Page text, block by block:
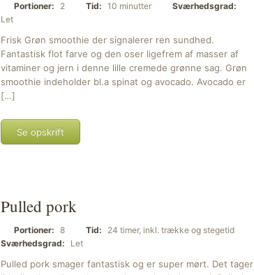
Portioner: 2 Tid: 10 minutter
Sværhedsgrad:
Let
Frisk Grøn smoothie der signalerer ren sundhed.
Fantastisk flot farve og den oser ligefrem af masser af
vitaminer og jern i denne lille cremede grønne sag. Grøn
smoothie indeholder bl.a spinat og avocado. Avocado er
[…]
Se opskrift
Pulled pork
Portioner: 8 Tid:
24 timer, inkl. trække og stegetid
Sværhedsgrad:
Let
Pulled pork smager fantastisk og er super mørt. Det tager